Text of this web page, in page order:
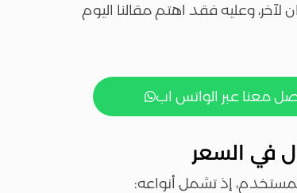
لآخر، وعليه فقد اهتم مقالنا اليوم
معنا عبر الواتس اب
في السعر
إذ تشمل أنواعه: